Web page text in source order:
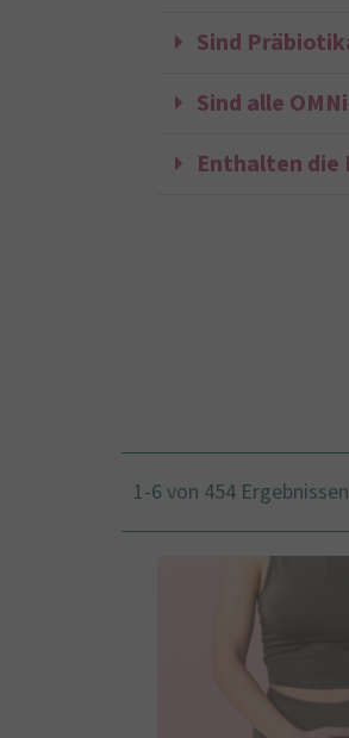
Sind
Sind alle
Enthalten die
1-6 von 454 Ergebnissen